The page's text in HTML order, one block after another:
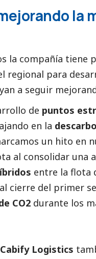
la
la compañía tiene
regional para
a seguir
de puntos
en la
un hito en
al consolidar una
entre la flota
cierre del primer
CO2 durante los
Cabify Logistics